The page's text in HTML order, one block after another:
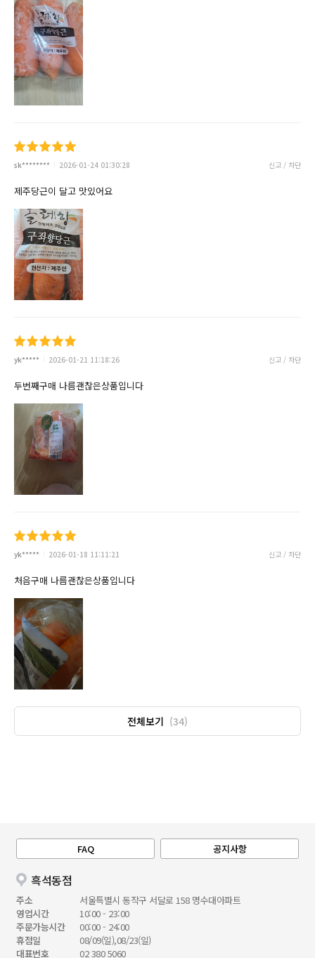
sk******** 2026-01-24 01:30:28 신고 / 차단
제주당근이 달고 맛있어요
yk***** 2026-01-21 11:18:26 신고 / 차단
두번째구매 나름괜찮은상품입니다
yk***** 2026-01-18 11:11:21 신고 / 차단
처음구매 나름괜찮은상품입니다
전체보기 (34)
FAQ 공지사항
흑석동점
주소
서울특별시 동작구 서달로 158 명수대아파트
영업시간
10:00 - 23:00
주문가능시간
00:00 - 24:00
휴점일
08/09(일),08/23(일)
대표번호
02 380 5060